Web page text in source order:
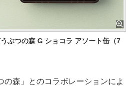
うぶつの森 G ショコラ アソート缶（7
森」とのコラボレーションによ